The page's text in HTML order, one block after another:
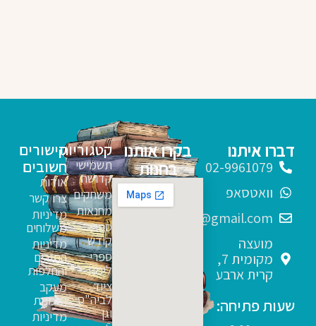
קטגוריות
תשמישי
קדושה
משחקים
מחנאות
ספרי
קודש
ספרי
לימוד
ציוד
לביה"ס
וגן
קישורים
חשובים
אודות
צרו קשר
מדיניות
משלוחים
מדיניות
החזרים
והחלפות
מעקב
הזמנות
מדיניות
דברו איתנו
02-9961079
וואטסאפ
sfarim.k4@gmail.com
מועצה
מקומית 7,
קרית ארבע
שעות פתיחה:
בקרו אותנו
בחנות